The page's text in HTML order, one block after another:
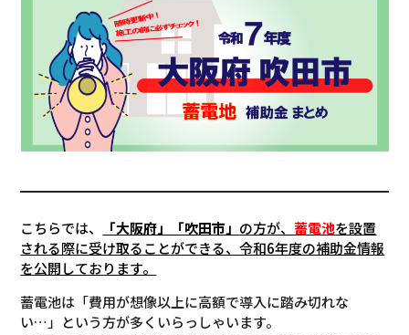
こちらでは、 「大阪府」「吹田市」 の方が、蓄電池を設置
される際に受け取ることができる、令和6年度の補助金情報
を公開しております。
蓄電池は「費用が想像以上に高額で導入に踏み切れな
い…」という方が多くいらっしゃいます。